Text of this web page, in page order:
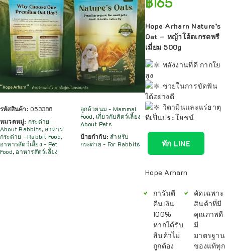
รหัสสินค้า: 053388
หมวดหมู่: กระต่าย -
About Rabbits, อาหาร
กระต่าย - Rabbit Food,
อาหารสัตว์เลี้ยง - Pet
Food, อาหารสัตว์เลี้ยง
ลูกด้วยนม - Mammal
Food, เกี่ยวกับสัตว์เลี้ยง -
About Pets
ป้ายกำกับ:สำหรับ
กระต่าย - For Rabbits
Hope Arharn Nature’s
Oat – หญ้าโอ้ตเกรดพรี
เมี่ยม 500g
พลังงานที่ดี กากใย
สูง
ช่วยในการขัดฟัน
ได้อย่างดี
วิตามินและแร่ธาตุ
ทีเป็นประโยชน์
ทัก LINE
Hope Arharn
การันตี
คืนเงิน
100%
หากได้รับ
สินค้าไม่
ถูกต้อง
คัดเฉพาะ
สินค้าที่มี
คุณภาพดี
มี
มาตรฐาน
ของแท้ทุก